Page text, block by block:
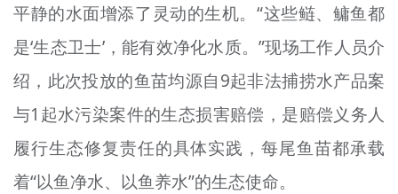
平静的水面增添了灵动的生机。“这些鲢、鳙鱼都
是‘生态卫士’，能有效净化水质。”现场工作人员介
绍，此次投放的鱼苗均源自9起非法捕捞水产品案
与1起水污染案件的生态损害赔偿，是赔偿义务人
履行生态修复责任的具体实践，每尾鱼苗都承载
着“以鱼净水、以鱼养水”的生态使命。